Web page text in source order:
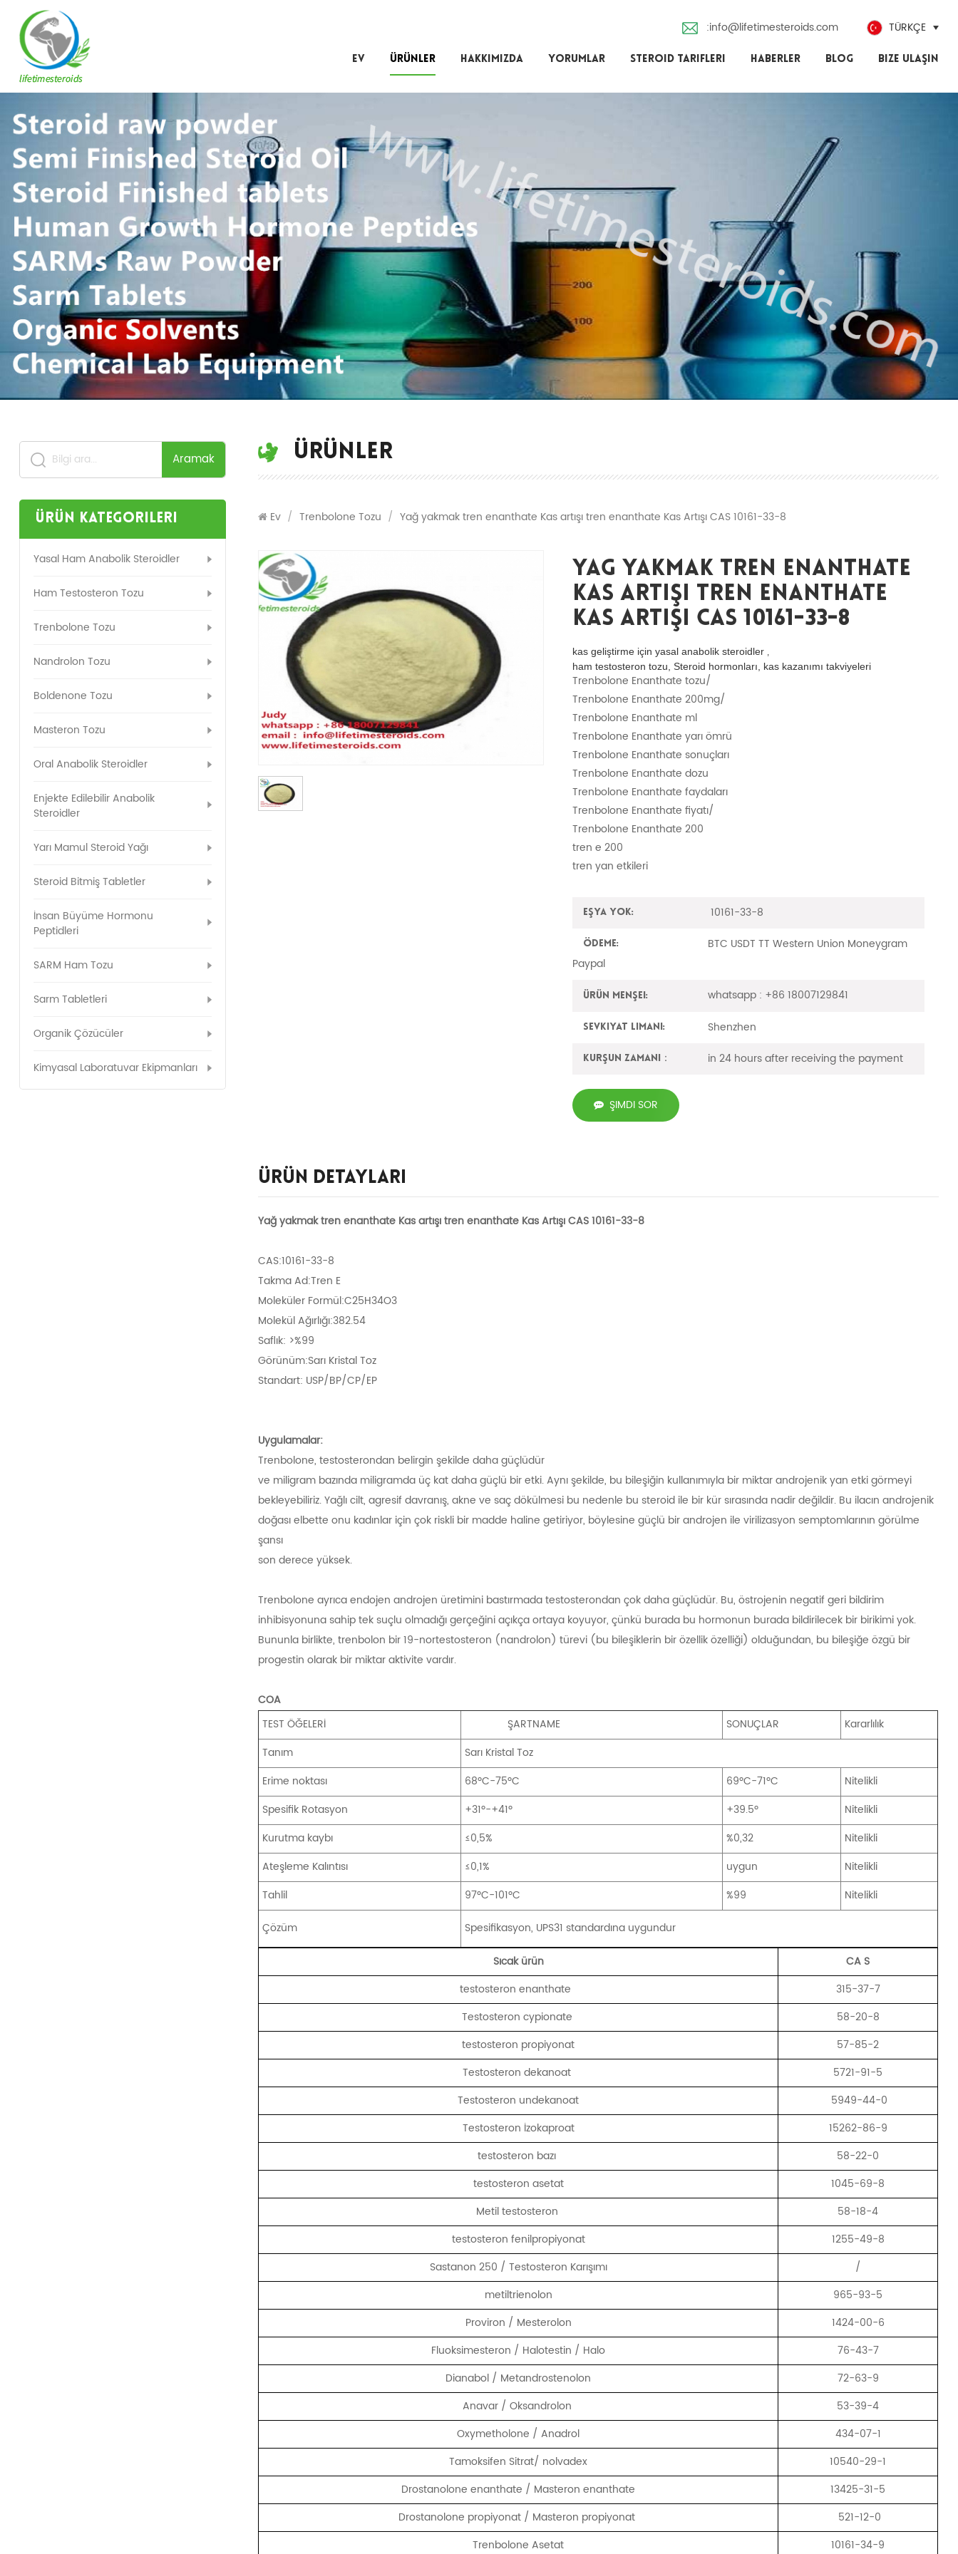
:info@lifetimesteroids.com TÜRKÇE
EV ÜRÜNLER HAKKIMIZDA YORUMLAR STEROID TARIFLERI HABERLER BLOG BIZE ULAŞIN
Aramak
Ürün Kategorileri
Yasal Ham Anabolik Steroidler
Ham Testosteron Tozu
Trenbolone Tozu
Nandrolon Tozu
Boldenone Tozu
Masteron Tozu
Oral Anabolik Steroidler
Enjekte Edilebilir Anabolik
Steroidler
Yarı Mamul Steroid Yağı
Steroid Bitmiş Tabletler
İnsan Büyüme Hormonu
Peptidleri
SARM Ham Tozu
Sarm Tabletleri
Organik Çözücüler
Kimyasal Laboratuvar Ekipmanları
ÜRÜNLER
Ev / Trenbolone Tozu / Yağ yakmak tren enanthate Kas artışı tren enanthate Kas Artışı CAS 10161-33-8
Yağ Yakmak Tren Enanthate
Kas Artışı Tren Enanthate
Kas Artışı CAS 10161-33-8
kas geliştirme için yasal anabolik steroidler ,
ham testosteron tozu, Steroid hormonları, kas kazanımı takviyeleri
Trenbolone Enanthate tozu/
Trenbolone Enanthate 200mg/
Trenbolone Enanthate ml
Trenbolone Enanthate yarı ömrü
Trenbolone Enanthate sonuçları
Trenbolone Enanthate dozu
Trenbolone Enanthate faydaları
Trenbolone Enanthate fiyatı/
Trenbolone Enanthate 200
tren e 200
tren yan etkileri
Eşya yok: 10161-33-8
Ödeme:
BTC USDT TT Western Union Moneygram
Paypal
Ürün Menşei: whatsapp : +86 18007129841
Sevkiyat Limanı: Shenzhen
Kurşun zamanı： in 24 hours after receiving the payment
ŞIMDI SOR
Ürün Detayları
Yağ yakmak tren enanthate Kas artışı tren enanthate Kas Artışı CAS 10161-33-8
CAS:10161-33-8
Takma Ad:Tren E
Moleküler Formül:C25H34O3
Molekül Ağırlığı:382.54
Saflık: >%99
Görünüm:Sarı Kristal Toz
Standart: USP/BP/CP/EP
Uygulamalar:
Trenbolone, testosterondan belirgin şekilde daha güçlüdür
ve miligram bazında miligramda üç kat daha güçlü bir etki. Aynı şekilde, bu bileşiğin kullanımıyla bir miktar androjenik yan etki görmeyi
bekleyebiliriz. Yağlı cilt, agresif davranış, akne ve saç dökülmesi bu nedenle bu steroid ile bir kür sırasında nadir değildir. Bu ilacın androjenik
doğası elbette onu kadınlar için çok riskli bir madde haline getiriyor, böylesine güçlü bir androjen ile virilizasyon semptomlarının görülme
şansı
son derece yüksek.
Trenbolone ayrıca endojen androjen üretimini bastırmada testosterondan çok daha güçlüdür. Bu, östrojenin negatif geri bildirim
inhibisyonuna sahip tek suçlu olmadığı gerçeğini açıkça ortaya koyuyor, çünkü burada bu hormonun burada bildirilecek bir birikimi yok.
Bununla birlikte, trenbolon bir 19-nortestosteron (nandrolon) türevi (bu bileşiklerin bir özellik özelliği) olduğundan, bu bileşiğe özgü bir
progestin olarak bir miktar aktivite vardır.
COA
TEST ÖĞELERİ
ŞARTNAME SONUÇLAR
Kararlılık
Tanım
Sarı Kristal Toz
Erime noktası
68ºC-75ºC 69ºC-71ºC
Nitelikli
Spesifik Rotasyon
+31º-+41º +39.5º
Nitelikli
Kurutma kaybı
≤0,5% %0,32
Nitelikli
Ateşleme Kalıntısı
≤0,1% uygun
Nitelikli
Tahlil
97ºC-101ºC %99
Nitelikli
Çözüm
Spesifikasyon, UPS31 standardına uygundur
Sıcak ürün CA S
testosteron enanthate
315-37-7
Testosteron cypionate
58-20-8
testosteron propiyonat
57-85-2
Testosteron dekanoat
5721-91-5
Testosteron undekanoat
5949-44-0
Testosteron İzokaproat
15262-86-9
testosteron bazı
58-22-0
testosteron asetat
1045-69-8
Metil testosteron
58-18-4
testosteron fenilpropiyonat
1255-49-8
Sastanon 250 / Testosteron Karışımı
/
metiltrienolon
965-93-5
Proviron / Mesterolon
1424-00-6
Fluoksimesteron / Halotestin / Halo
76-43-7
Dianabol / Metandrostenolon
72-63-9
Anavar / Oksandrolon
53-39-4
Oxymetholone / Anadrol
434-07-1
Tamoksifen Sitrat/ nolvadex
10540-29-1
Drostanolone enanthate / Masteron enanthate
13425-31-5
Drostanolone propiyonat / Masteron propiyonat
521-12-0
Trenbolone Asetat
10161-34-9